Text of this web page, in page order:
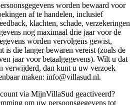
worden bewaard voor
af te handelen, inclusief
klachten, schade, verzekeringen
nog maximaal drie jaar voor de
worden vervolgens gewist,
is die langer bewaren vereist (zoals de
jaar voor betaalgegevens). Wilt u dat
verwijderd, dan kunt u uw verzoek
maken: info@villasud.nl.
via MijnVillaSud geactiveerd?
om uw persoonsgegevens tot